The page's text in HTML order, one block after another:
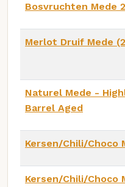
Bosvruchten Mede
Merlot Druif Mede
Naturel Mede -
Barrel Aged
Kersen/Chili/Choco
Kersen/Chili/Choco